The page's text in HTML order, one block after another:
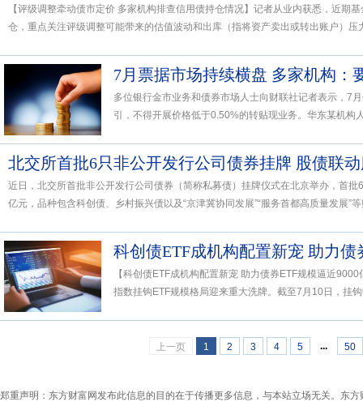
【评级调整牵动债市定价 多家机构排查信用债持仓情况】记者从业内获悉，近期
仓，重点关注评级调整可能带来的估值波动和出库（指将资产卖出或转出账户）压
多位银行金市业务和债券市场人士向财联社记者表示，7
引，不得开展价格低于0.50%的转贴现业务。华东某机构
北交所首批6只非公开发行公司债券挂牌 股债联
近日，北交所首批非公开发行公司债券（简称私募债）挂牌仪式在北京举办，首
亿元，品种包含科创债、乡村振兴债以及“京津冀协同发展”“服务首都高质量发展”
科创债ETF成机构配置新宠 助力债
【科创债ETF成机构配置新宠 助力债券ETF规模逼近
指数挂钩ETF规模格局迎来重大洗牌。截至7月10日，挂
上一页 1 2 3 4 5 ... 50
郑重声明：东方财富网发布此信息的目的在于传播更多信息，与本站立场无关。东